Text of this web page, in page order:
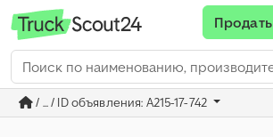
Продать
/ ... / ID объявления: A215-17-742